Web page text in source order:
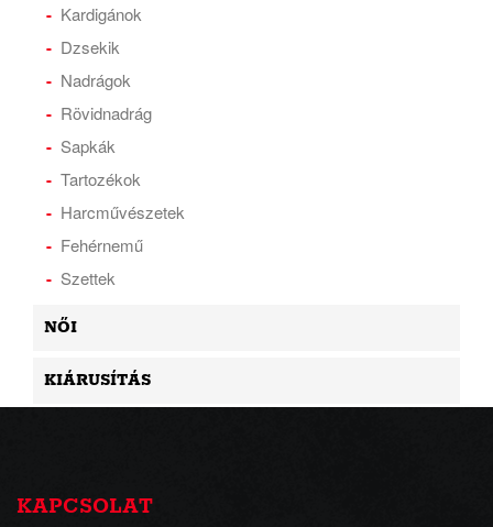
Kardigánok
Dzsekik
Nadrágok
Rövidnadrág
Sapkák
Tartozékok
Harcművészetek
Fehérnemű
Szettek
NŐI
KIÁRUSÍTÁS
KAPCSOLAT